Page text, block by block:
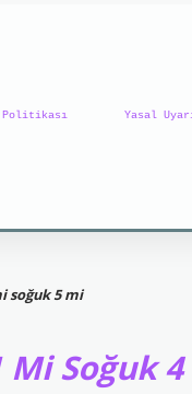
Yasal
soğuk 5 mi
Mi Soğuk